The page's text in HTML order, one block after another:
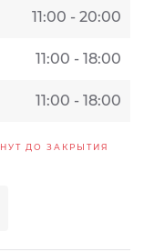
11:00 - 20:00
11:00 - 18:00
11:00 - 18:00
ДО ЗАКРЫТИЯ